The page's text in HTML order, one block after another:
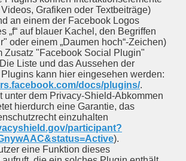
Grafiken oder Textbeiträge)
an einem der Facebook Logos
„f“ auf blauer Kachel, den Begriffen
oder einem „Daumen hoch“-Zeichen)
Zusatz "Facebook Social Plugin"
Liste und das Aussehen der
kann hier eingesehen werden:
docs/plugins/.
unter dem Privacy-Shield-Abkommen
hierdurch eine Garantie, das
einzuhalten
participant?
).
eine Funktion dieses